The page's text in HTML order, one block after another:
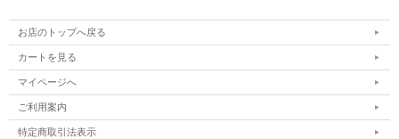
お店のトップへ戻る
カートを見る
マイページへ
ご利用案内
特定商取引法表示